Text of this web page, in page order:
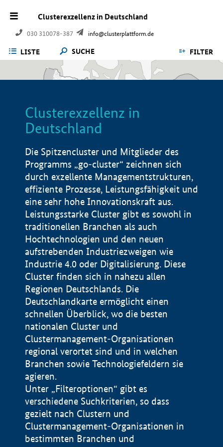
Clusterexzellenz in Deutschland
030 310078-387 info@clusterplattform.de
LISTE SUCHE FILTER
Clusterexzellenz in
Deutschland
Die Spitzencluster und Mitglieder des
Programms „go-cluster“ zeichnen sich
durch exzellente Managementstrukturen,
effiziente Prozesse, Leistungsfähigkeit und
eine sehr hohe Innovationskraft aus.
Leistungsstarke Cluster gibt es sowohl in
traditionellen Branchen als auch
Hochtechnologien und den neuen
aufstrebenden Industriezweigen wie
Industrie 4.0 oder Digitalisierung. Diese
Cluster finden sich in nahezu allen
Regionen Deutschlands. Die
Deutschlandkarte ermöglicht einen
schnellen Überblick, wo die besten
nationalen Cluster und
Clustermanagement-Organisationen
regional verortet sind und in welchen
Branchen sowie Technologiefeldern sie
agieren.
Unter „Filteroptionen“ gibt es
verschiedene Suchkriterien, so dass
gezielt nach Clustern und
Clustermanagement-Organisationen in
bestimmten Branchen und
Impressum
Datenschutzerklärung
BMWE, 2026 ©
100 km © Geobasis-DE / BKG 2015